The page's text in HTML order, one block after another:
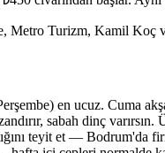
Turizm, Kamil Koç
en ucuz. Cuma
sabah dinç
teyit et — Bodrum'da